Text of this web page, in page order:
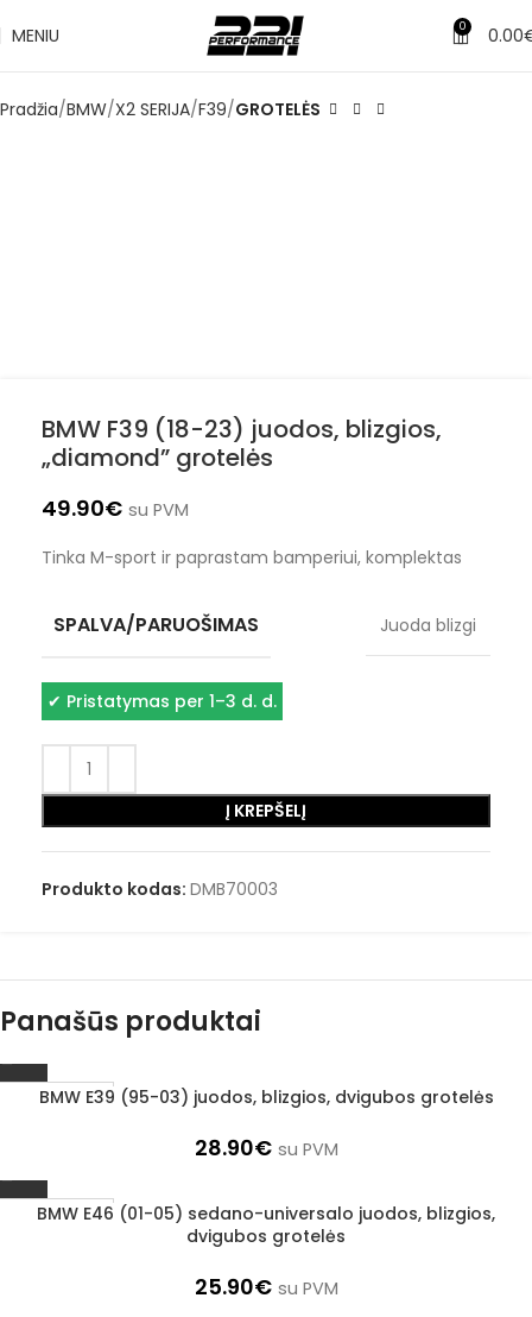
MENIU 0 0.00
Pradžia BMW X2 SERIJA F39 GROTELĖS
BMW F39 (18-23) juodos, blizgios,
„diamond” grotelės
49.90€ su PVM
Tinka M-sport ir paprastam bamperiui, komplektas
SPALVA/PARUOŠIMAS Juoda blizgi
✔ Pristatymas per 1–3 d. d.
Į KREPŠELĮ
Produkto kodas: DMB70003
Panašūs produktai
1–3 d. d.
BMW E39 (95-03) juodos, blizgios, dvigubos grotelės
28.90€ su PVM
1–3 d. d.
BMW E46 (01-05) sedano-universalo juodos, blizgios,
dvigubos grotelės
25.90€ su PVM